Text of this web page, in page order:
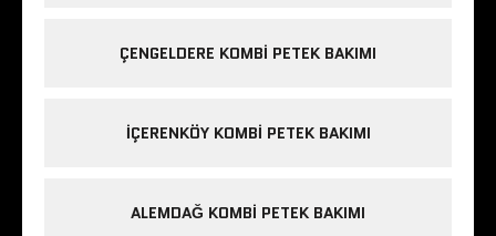
ÇENGELDERE KOMBI PETEK BAKIMI
IÇERENKÖY KOMBI PETEK BAKIMI
ALEMDAĞ KOMBI PETEK BAKIMI